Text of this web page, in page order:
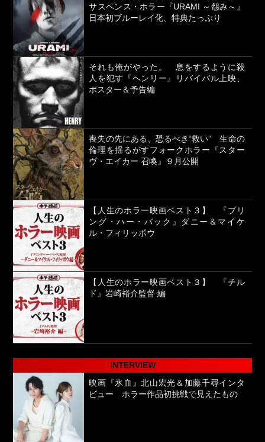
サスペンス・ホラー『URAMI ～怨み～』
日本初ブルーレイ化、特典たっぷり
それも俺がやった。 息をするように殺
人を犯す『ヘンリー』リバイバル上映、
ポスター＆予告編
喪失の先にある、恐るべき“救い” 生命の
倫理を揺るがすフォークホラー『スター
ヴ・エイカー 召喚』９月公開
【人生のホラー映画ベスト３】 『ブリ
ング・ハー・バック』ダニー＆マイケ
ル・フィリッポウ
【人生のホラー映画ベスト３】 『チル
ド』岩崎裕介監督 編
INTERVIEW
映画『氷血』北山宏光＆加藤千尋インタ
ビュー ホラー作品初挑戦で見えたもの